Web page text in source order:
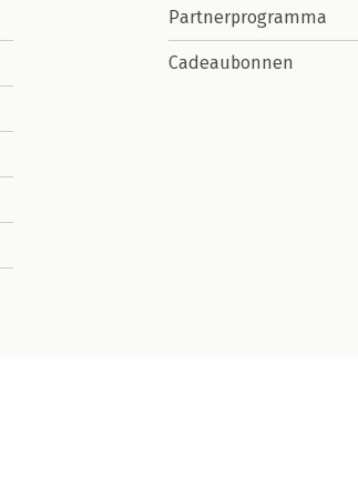
Partnerprogramma
Cadeaubonnen